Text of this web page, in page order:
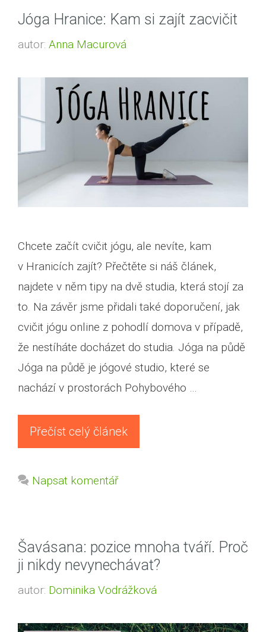
Jóga Hranice: Kam si zajít zacvičit
autor: Anna Macurová
Chcete začít cvičit jógu, ale nevíte, kam
v Hranicích zajít? Přečtěte si náš článek,
najdete v něm tipy na dvě studia, která stojí za
to. Na závěr jsme přidali také doporučení, jak
cvičit jógu online z pohodlí domova v případě,
že nestíháte docházet do studia. Jóga na půdě
Jóga na půdě je jógové studio, které se
nachází v prostorách Pohybového …
Přečíst celý článek
Napsat komentář
Šavásana: pozice mnoha tváří. Proč
ji nikdy nevynechávat?
autor: Dominika Vodrážková